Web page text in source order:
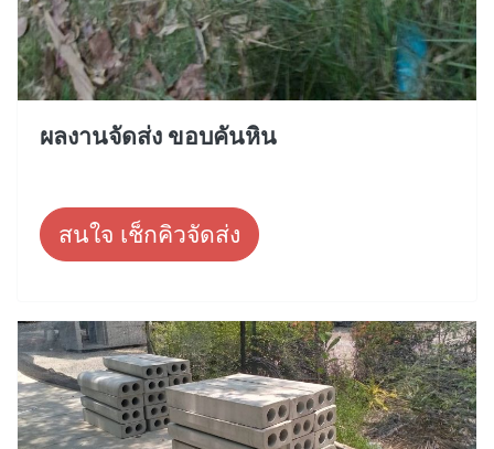
ผลงานจัดส่ง ขอบคันหิน
สนใจ เช็กคิวจัดส่ง